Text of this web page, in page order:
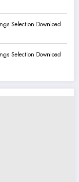
Selection Download
Selection Download